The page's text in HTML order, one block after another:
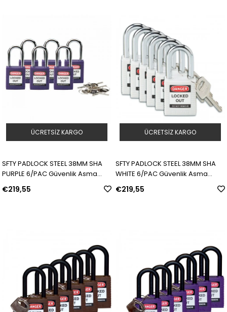
SFTY PADLOCK STEEL 38MM SHA
PURPLE 6/PAC Güvenlik Asma
Kilitleri — Standart | Model: 813637
| SKU: Y476138
€219,55
ÜCRETSIZ KARGO
SFTY PADLOCK STEEL 38MM SHA
WHITE 6/PAC Güvenlik Asma
Kilitleri — Standart | Model: 813638
| SKU: Y1096996
€219,55
ÜCRETSIZ KARGO